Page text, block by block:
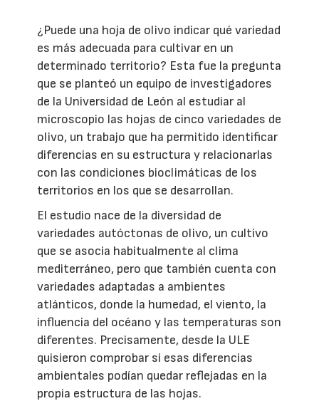
¿Puede una hoja de olivo indicar qué variedad
es más adecuada para cultivar en un
determinado territorio? Esta fue la pregunta
que se planteó un equipo de investigadores
de la Universidad de León al estudiar al
microscopio las hojas de cinco variedades de
olivo, un trabajo que ha permitido identificar
diferencias en su estructura y relacionarlas
con las condiciones bioclimáticas de los
territorios en los que se desarrollan.
El estudio nace de la diversidad de
variedades autóctonas de olivo, un cultivo
que se asocia habitualmente al clima
mediterráneo, pero que también cuenta con
variedades adaptadas a ambientes
atlánticos, donde la humedad, el viento, la
influencia del océano y las temperaturas son
diferentes. Precisamente, desde la ULE
quisieron comprobar si esas diferencias
ambientales podían quedar reflejadas en la
propia estructura de las hojas.